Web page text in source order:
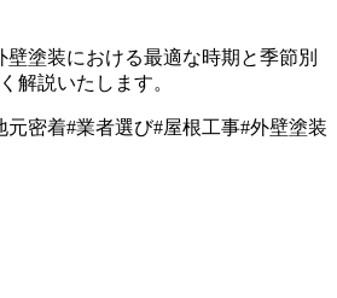
塗装における最適な時期と季節別
解説いたします。
元密着#業者選び#屋根工事#外壁塗装